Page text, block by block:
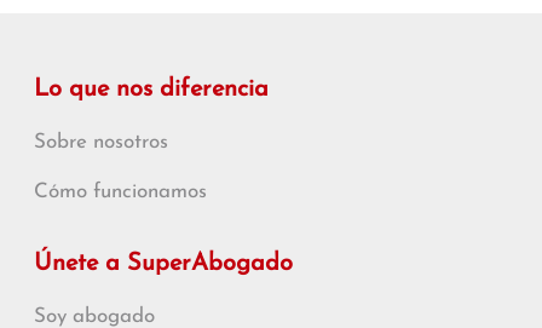
Lo que nos diferencia
Sobre nosotros
Cómo funcionamos
Únete a SuperAbogado
Soy abogado